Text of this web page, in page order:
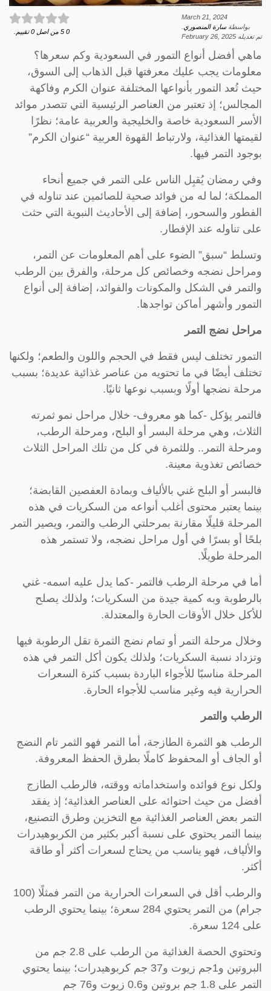
March 21, 2024
بواسطةسارة المنصوري
تم تعديله February 26, 2025
0
5 من اصل 0 تقييم.
ماهي أفضل أنواع التمور في السعودية وكم سعرها؟
معلومات يجب عليك معرفتها قبل الذهاب إلى السوق،
حيث تُعد التمور بأنواعها المختلفة عنوان الكرم وفاكهة
المجالس؛ إذ تعتبر من العناصر الرئيسية التي تتصدر موائد
الأسر السعودية خاصة والخليجية والعربية عامة؛ نظرًا
لقيمتها الغذائية، ولارتباط القهوة العربية “عنوان الكرم”
بوجود التمر فيها.
وفي رمضان يُقبِل الناس على التمر في جميع أنحاء
المملكة؛ لما له من فوائد صحية للصائمين عند تناوله في
الفطور والسحور، إضافة إلى الأحاديث النبوية التي حثت
على تناوله عند الإفطار.
وتسلط “سبق” الضوء على أهم المعلومات عن التمر،
ومراحل نضجه وخصائص كل مرحلة، والفرق بين الرطب
والتمر في الشكل والمكونات والفوائد، إضافة إلى أنواع
التمور وأشهر أماكن تواجدها.
مراحل نضج التمر
التمور تختلف ليس فقط في الحجم واللون والطعم؛ ولكنها
تختلف أيضًا في ما تحتويه من عناصر غذائية عديدة؛ بسبب
مرحلة نضجها أولًا وبسبب نوعها ثانيًا.
فالتمر يؤكل -كما هو معروف- خلال مراحل نمو ثمرته
الثلاث، وهي مرحلة البسر أو البلح، ومرحلة الرطب،
ومرحلة التمر.. وللثمرة في كل من تلك المراحل الثلاث
خصائص تغذوية معينة.
فالبسر أو البلح غني بالألياف وبمادة العفصين القابضة؛
بينما يعتبر محتوى أغلب أنواعه من السكريات في هذه
المرحلة قليلًا مقارنة بمرحلتي الرطب والتمر، ويصير التمر
بلحًا أو بسرًا في أول مراحل نضجه، ولا تستمر هذه
المرحلة طويلًا.
أما في مرحلة الرطب فالتمر -كما يدل عليه اسمه- غني
بالرطوبة وبه كمية جيدة من السكريات؛ ولذلك يصلح
للأكل خلال الأوقات الحارة والمعتدلة.
وخلال مرحلة التمر أو تمام نضج الثمرة تقل الرطوبة فيها
وتزداد نسبة السكريات؛ ولذلك يكون أكل التمر في هذه
المرحلة مناسبًا للأجواء الباردة بسبب كثرة السعرات
الحرارية فيه وغير مناسب للأجواء الحارة.
الرطب والتمر
الرطب هو الثمرة الطازجة، أما التمر فهو الثمر تام النضج
أو الجاف أو المحفوظ كاملًا بطرق الحفظ المعروفة.
ولكل نوع فوائده واستخداماته ووقته، فالرطب الطازج
أفضل من حيث احتوائه على العناصر الغذائية؛ إذ يفقد
التمر بعض العناصر الغذائية مع التخزين وطرق التصنيع،
بينما التمر يحتوي على نسبة أكبر بكثير من الكربوهيدرات
والألياف، فهو يناسب من يحتاج لسعرات أكثر أو طاقة
أكثر.
والرطب أقل في السعرات الحرارية من التمر فمثلًا (100
جرام) من التمر يحتوي 284 سعرة؛ بينما يحتوي الرطب
على 124 سعرة.
وتحتوي الحصة الغذائية من الرطب على 2.8 جم من
البروتين و1جم زيوت و37 جم كربوهيدرات؛ بينما يحتوي
التمر على 1.8 جم بروتين و0.6 زيوت و76 جم